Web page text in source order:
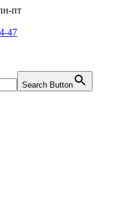
пт
47
Search Button